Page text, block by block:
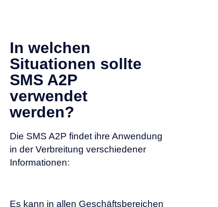
In welchen
Situationen sollte
SMS A2P
verwendet
werden?
Die SMS A2P findet ihre Anwendung
in der Verbreitung verschiedener
Informationen:
Es kann in allen Geschäftsbereichen